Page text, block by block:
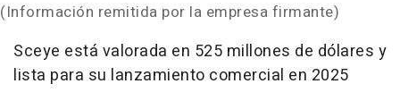
(Información remitida por la empresa firmante)
Sceye está valorada en 525 millones de dólares y
lista para su lanzamiento comercial en 2025